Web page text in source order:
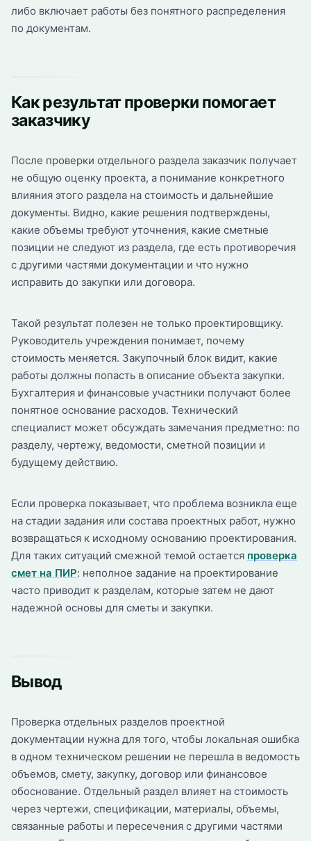
либо включает работы без понятного распределения
по документам.
Как результат проверки помогает
заказчику
После проверки отдельного раздела заказчик получает
не общую оценку проекта, а понимание конкретного
влияния этого раздела на стоимость и дальнейшие
документы. Видно, какие решения подтверждены,
какие объемы требуют уточнения, какие сметные
позиции не следуют из раздела, где есть противоречия
с другими частями документации и что нужно
исправить до закупки или договора.
Такой результат полезен не только проектировщику.
Руководитель учреждения понимает, почему
стоимость меняется. Закупочный блок видит, какие
работы должны попасть в описание объекта закупки.
Бухгалтерия и финансовые участники получают более
понятное основание расходов. Технический
специалист может обсуждать замечания предметно: по
разделу, чертежу, ведомости, сметной позиции и
будущему действию.
Если проверка показывает, что проблема возникла еще
на стадии задания или состава проектных работ, нужно
возвращаться к исходному основанию проектирования.
Для таких ситуаций смежной темой остается проверка
смет на ПИР: неполное задание на проектирование
часто приводит к разделам, которые затем не дают
надежной основы для сметы и закупки.
Вывод
Проверка отдельных разделов проектной
документации нужна для того, чтобы локальная ошибка
в одном техническом решении не перешла в ведомость
объемов, смету, закупку, договор или финансовое
обоснование. Отдельный раздел влияет на стоимость
через чертежи, спецификации, материалы, объемы,
связанные работы и пересечения с другими частями